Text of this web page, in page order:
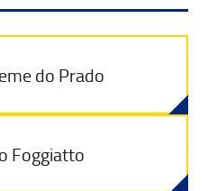
do Prado
Foggiatto